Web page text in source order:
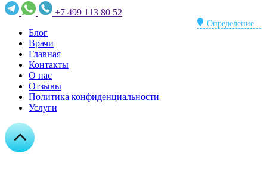
+7 499 113 80 52
Определение...
Блог
Врачи
Главная
Контакты
О нас
Отзывы
Политика конфиденциальности
Услуги